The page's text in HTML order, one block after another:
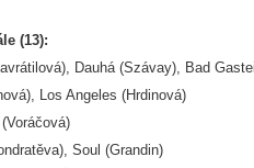
(13):
Dauhá (Szávay), Bad
Los Angeles (Hrdinová)
Soul (Grandin)